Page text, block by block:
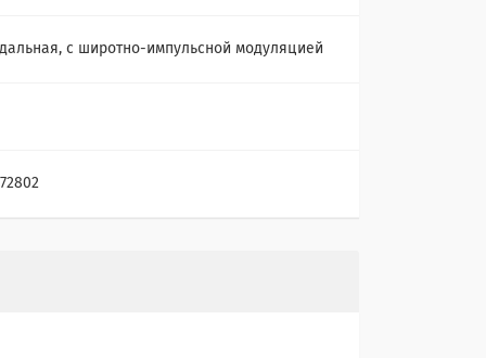
с широтно-импульсной модуляцией